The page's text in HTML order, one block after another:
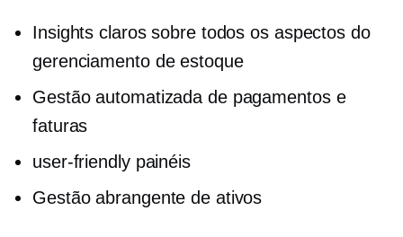
Insights claros sobre todos os aspectos do
gerenciamento de estoque
Gestão automatizada de pagamentos e
faturas
user-friendlypainéis
Gestão abrangente de ativos